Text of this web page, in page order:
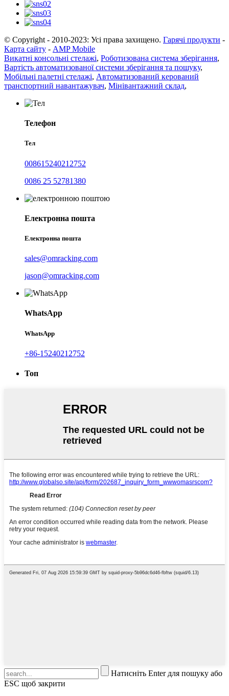
© Copyright - 2010-2023: Усі права захищено. Гарячі продукти -
Карта сайту - AMP Mobile
Викатні консольні стелажі, Роботизована система зберігання,
Вартість автоматизованої системи зберігання та пошуку,
Мобільні палетні стелажі, Автоматизований керований
транспортний навантажувач, Мінівантажний склад,
Телефон
Тел
008615240212752
0086 25 52781380
Електронна пошта
Електронна пошта
sales@omracking.com
jason@omracking.com
WhatsApp
WhatsApp
+86-15240212752
Топ
Натисніть Enter для пошуку або
ESC щоб закрити